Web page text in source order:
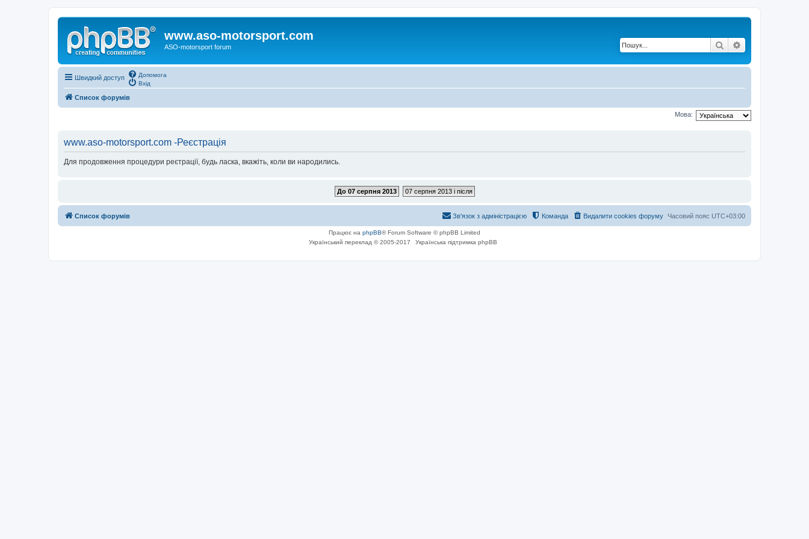
www.aso-motorsport.com
ASO-motorsport forum Пошук
Швидкий доступ
Допомога
Вхід
Список форумів
Мова:
www.aso-motorsport.com -Реєстрація
Для продовження процедури реєтрації, будь ласка, вкажіть, коли ви народились.
До 07 серпня 2013 07 серпня 2013 і після
Список форумів Часовий пояс UTC+03:00
Видалити cookies форуму
Команда
Зв'язок з адміністрацією
Працює на phpBB® Forum Software © phpBB Limited
Український переклад © 2005-2017
Українська підтримка phpBB